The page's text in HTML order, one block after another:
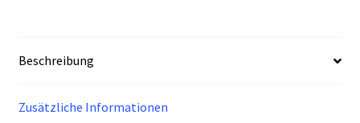
limitierte
EDITION
Beschreibung
Zusätzliche Informationen